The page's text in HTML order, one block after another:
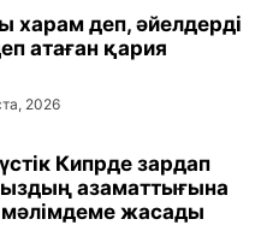
харам деп, әйелдерді
атаған қария
2026
Кипрде зардап
азаматтығына
жасады